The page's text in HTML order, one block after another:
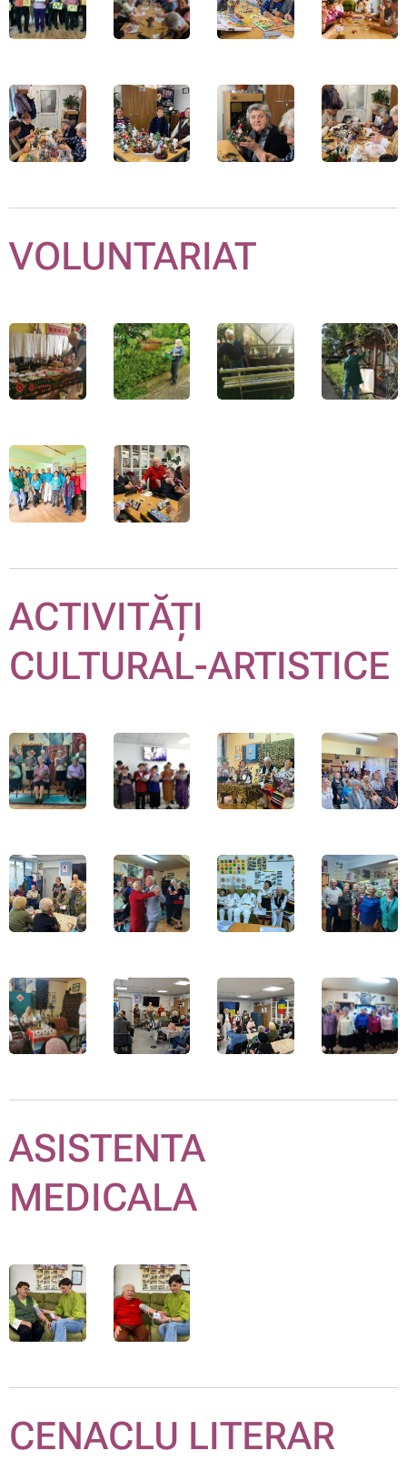
VOLUNTARIAT
ACTIVITĂȚI
CULTURAL-ARTISTICE
ASISTENTA
MEDICALA
CENACLU LITERAR